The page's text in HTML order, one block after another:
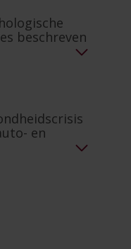
beschreven
en